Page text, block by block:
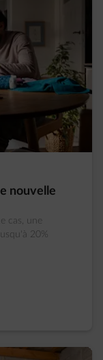
nouvelle
cas, une
20%